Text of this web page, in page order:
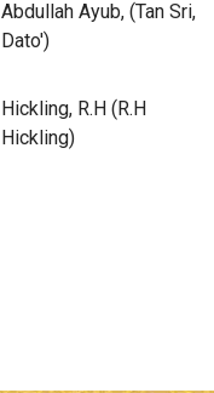
Abdullah Ayub, (Tan Sri,
Dato')
Hickling, R.H (R.H
Hickling)